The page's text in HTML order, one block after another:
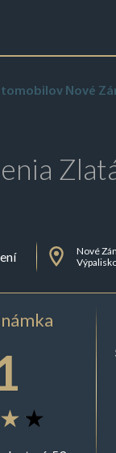
Nové
Nové